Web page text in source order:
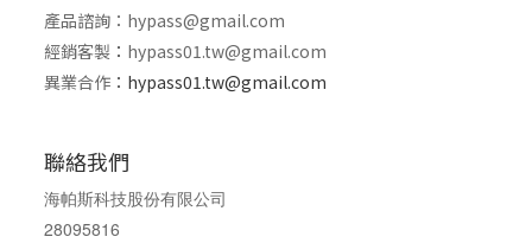
產品諮詢： hypass@gmail.com
經銷客製 ： hypass01.tw@gmail.com
異業合作 ： hypass01.tw@gmail.com
聯絡我們
海帕斯科技股份有限公司
28095816